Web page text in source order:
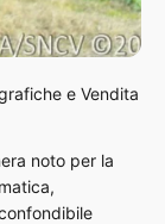
e Vendita
noto per la